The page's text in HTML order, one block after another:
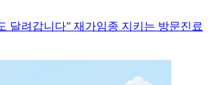
달려갑니다” 재가임종 지키는 방문진료